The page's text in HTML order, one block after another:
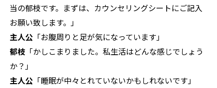
当の郁枝です。まずは、カウンセリングシートにご記入
お願い致します。」
主人公 「お腹周りと足が気になっています」
郁枝 「かしこまりました。私生活はどんな感じでしょう
か？」
主人公 「睡眠が中々とれていないかもしれないです」